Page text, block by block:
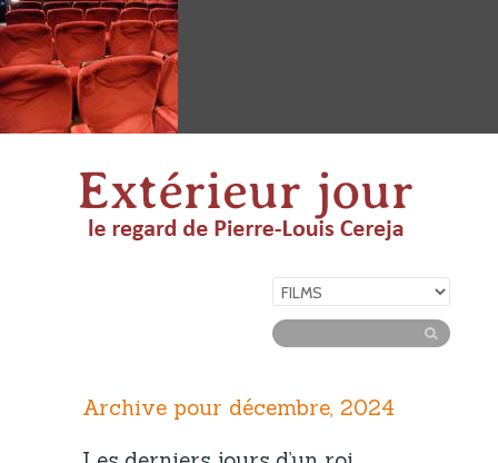
Archive pour décembre, 2024